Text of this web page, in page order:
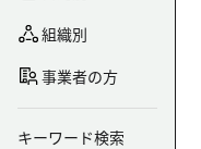
組織別
事業者の方
キーワード検索